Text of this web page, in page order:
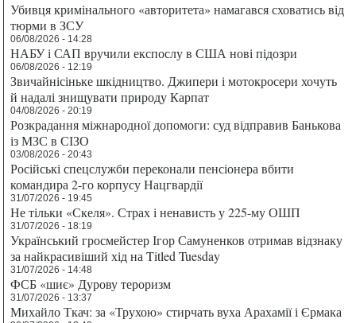
Убивця кримінального «авторитета» намагався сховатись від
тюрми в ЗСУ
06/08/2026 - 14:28
НАБУ і САП вручили експослу в США нові підозри
06/08/2026 - 12:19
Звичайнісіньке шкідництво. Джипери і мотокросери хочуть
й надалі знищувати природу Карпат
04/08/2026 - 20:19
Розкрадання міжнародної допомоги: суд відправив Банькова
із МЗС в СІЗО
03/08/2026 - 20:43
Російські спецслужби переконали пенсіонера вбити
командира 2-го корпусу Нацгвардії
31/07/2026 - 19:45
Не тільки «Скеля». Страх і ненависть у 225-му ОШП
31/07/2026 - 18:19
Український гросмейстер Ігор Самуненков отримав відзнаку
за найкрасивіший хід на Titled Tuesday
31/07/2026 - 14:48
ФСБ «шиє» Дурову тероризм
31/07/2026 - 13:37
Михайло Ткач: за «Трухою» стирчать вуха Арахамії і Єрмака